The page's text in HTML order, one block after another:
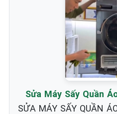
Sửa Máy Sấy Quần
SỬA MÁY SẤY QUẦN